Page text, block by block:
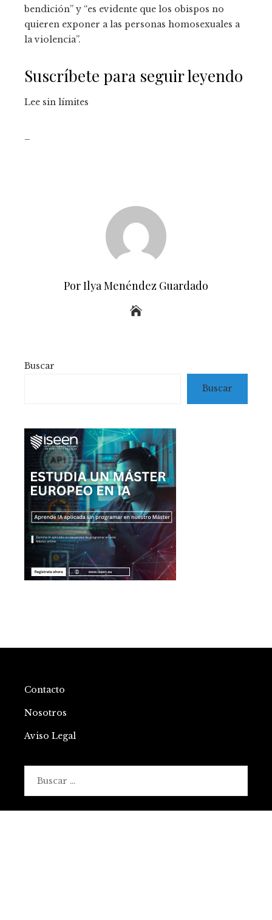
bendición” y “es evidente que los obispos no
quieren exponer a las personas homosexuales a
la violencia”.
Suscríbete para seguir leyendo
Lee sin límites
Por Ilya Menéndez Guardado
Buscar
Buscar
Contacto
Nosotros
Aviso Legal